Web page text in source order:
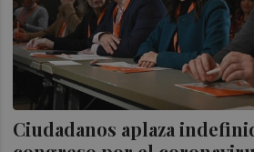
Ciudadanos aplaza